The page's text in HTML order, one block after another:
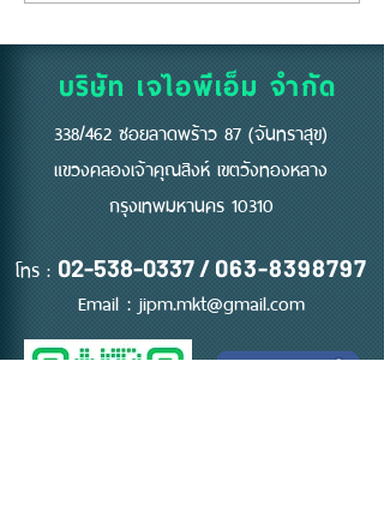
พลาสติก... แต่คือ "ด่าน
แรก" ของความปลอดภัย
บริษัท เจไอพีเอ็ม จำกัด
338/462 ซอยลาดพร้าว 87 (จันทราสุข)
แขวงคลองเจ้าคุณสิงห์ เขตวังทองหลาง
กรุงเทพมหานคร 10310
โทร : 02-538-0337 / 063-8398797
Email : jipm.mkt@gmail.com